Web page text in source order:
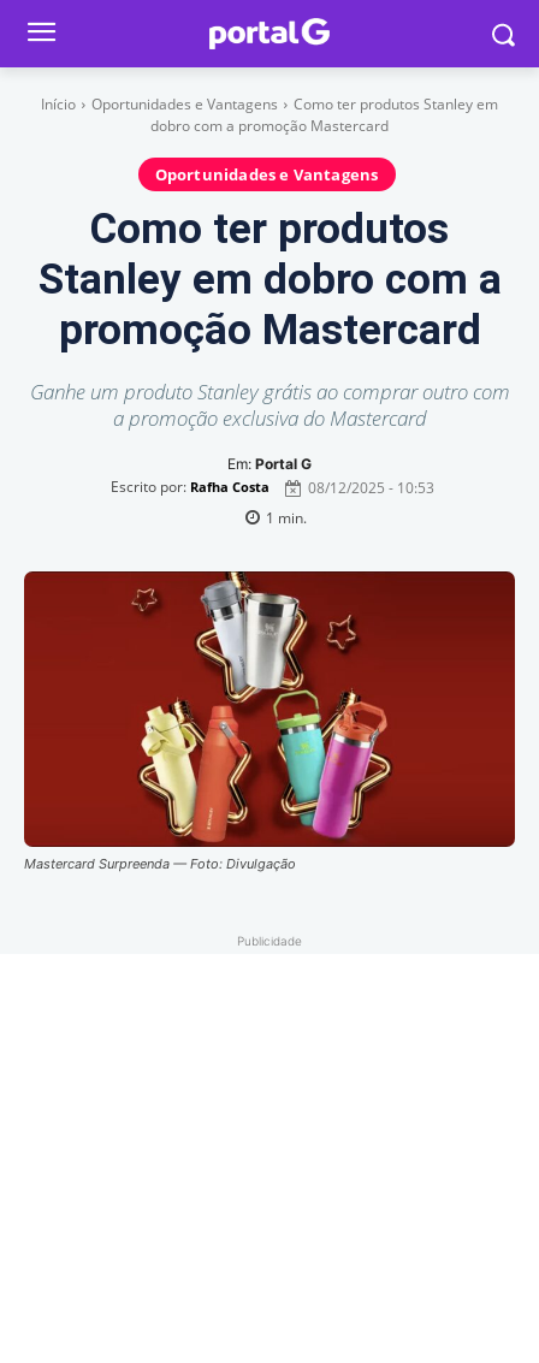
Início Oportunidades e Vantagens
Como ter produtos Stanley em
dobro com a promoção Mastercard
Oportunidades e Vantagens
Como ter produtos
Stanley em dobro com a
promoção Mastercard
Ganhe um produto Stanley grátis ao comprar outro com
a promoção exclusiva do Mastercard
Em: Portal G
Escrito por: Rafha Costa
08/12/2025 - 10:53
1 min.
Mastercard Surpreenda — Foto: Divulgação
Publicidade